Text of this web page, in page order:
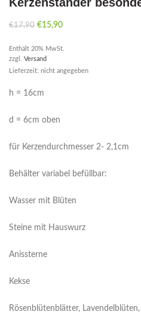
Kerzenständer
€17,90 Ursprünglicher
war:
€15,90Aktueller
ist:
Enthält 20% MwSt.
zzgl. Versand
Lieferzeit: nicht angegeben
h = 16cm
d = 6cm oben
für Kerzendurchmesser 2- 2,1cm
Behälter variabel befüllbar:
Wasser mit Blüten
Steine mit Hauswurz
Anissterne
Kekse
Rösenblütenblätter,